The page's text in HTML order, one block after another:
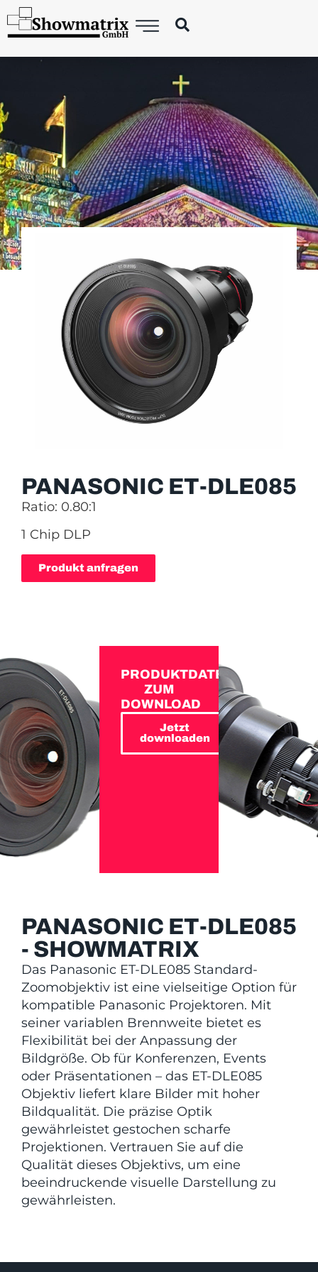
PANASONIC ET-DLE085
Ratio: 0.80:1
1 Chip DLP
Produkt anfragen
PRODUKTDATEN
ZUM
DOWNLOAD
Jetzt
downloaden
PANASONIC ET-DLE085
- SHOWMATRIX
Das Panasonic ET-DLE085 Standard-
Zoomobjektiv ist eine vielseitige Option für
kompatible Panasonic Projektoren. Mit
seiner variablen Brennweite bietet es
Flexibilität bei der Anpassung der
Bildgröße. Ob für Konferenzen, Events
oder Präsentationen – das ET-DLE085
Objektiv liefert klare Bilder mit hoher
Bildqualität. Die präzise Optik
gewährleistet gestochen scharfe
Projektionen. Vertrauen Sie auf die
Qualität dieses Objektivs, um eine
beeindruckende visuelle Darstellung zu
gewährleisten.